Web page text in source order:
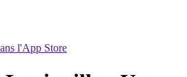
l'App Store